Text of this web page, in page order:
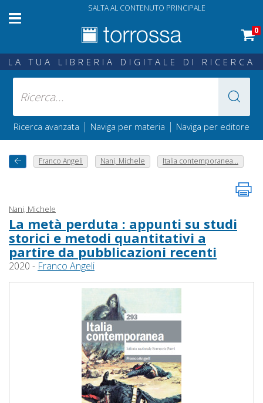
SALTA AL CONTENUTO PRINCIPALE
0
LA TUA LIBRERIA DIGITALE DI RICERCA
Ricerca avanzata | Naviga per materia | Naviga per editore
Franco Angeli Nani, Michele Italia contemporanea...
Nani, Michele
La metà perduta : appunti su studi
storici e metodi quantitativi a
partire da pubblicazioni recenti
2020 - Franco Angeli